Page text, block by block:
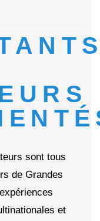
sont tous
de Grandes
et